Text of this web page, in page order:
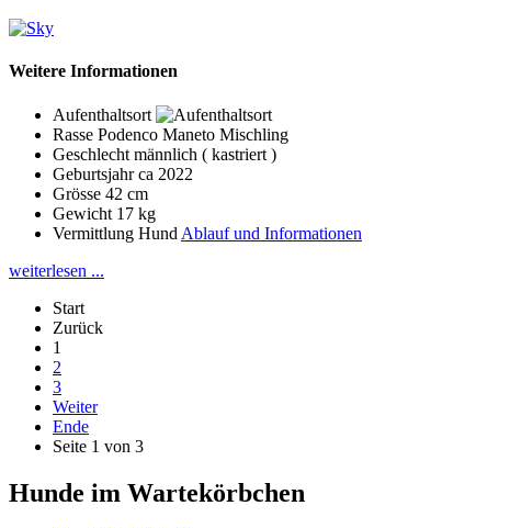
Weitere Informationen
Aufenthaltsort
Rasse Podenco Maneto Mischling
Geschlecht männlich ( kastriert )
Geburtsjahr ca 2022
Grösse 42 cm
Gewicht 17 kg
Vermittlung Hund Ablauf und Informationen
weiterlesen ...
Start
Zurück
1
2
3
Weiter
Ende
Seite 1 von 3
Hunde im Wartekörbchen